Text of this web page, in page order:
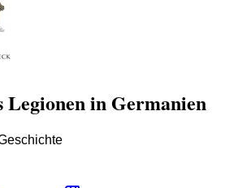
Legionen in Germanien